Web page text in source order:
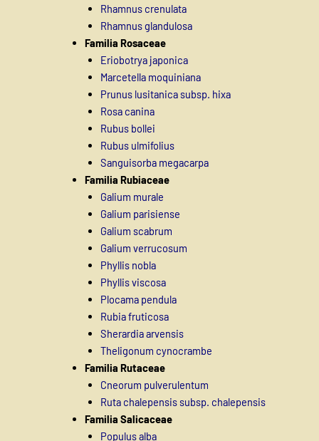
Rhamnus crenulata
Rhamnus glandulosa
Familia Rosaceae
Eriobotrya japonica
Marcetella moquiniana
Prunus lusitanica subsp. hixa
Rosa canina
Rubus bollei
Rubus ulmifolius
Sanguisorba megacarpa
Familia Rubiaceae
Galium murale
Galium parisiense
Galium scabrum
Galium verrucosum
Phyllis nobla
Phyllis viscosa
Plocama pendula
Rubia fruticosa
Sherardia arvensis
Theligonum cynocrambe
Familia Rutaceae
Cneorum pulverulentum
Ruta chalepensis subsp. chalepensis
Familia Salicaceae
Populus alba